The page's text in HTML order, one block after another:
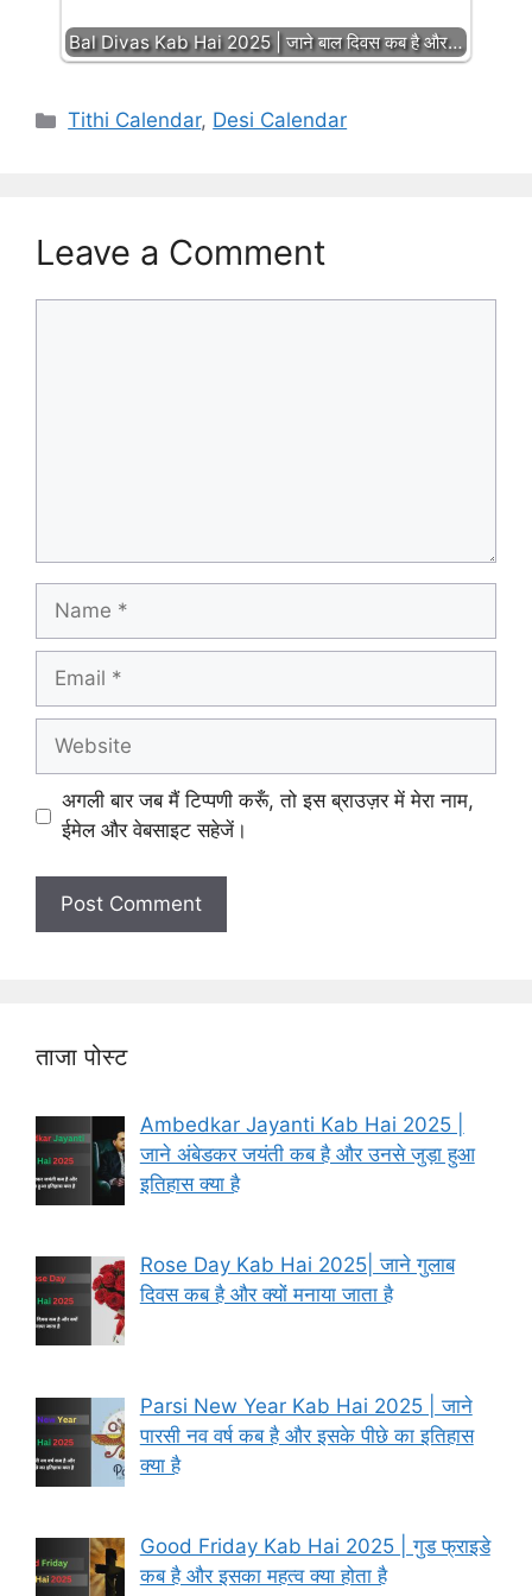
Bal Divas Kab Hai 2025 | जाने बाल दिवस कब है और…
Categories
Tithi Calendar, Desi Calendar
Leave a Comment
Name
Email
Website
अगली बार जब मैं टिप्पणी करूँ, तो इस ब्राउज़र में मेरा नाम,
ईमेल और वेबसाइट सहेजें।
ताजा पोस्ट
Ambedkar Jayanti Kab Hai 2025 |
जाने अंबेडकर जयंती कब है और उनसे जुड़ा हुआ
इतिहास क्या है
Rose Day Kab Hai 2025| जाने गुलाब
दिवस कब है और क्यों मनाया जाता है
Parsi New Year Kab Hai 2025 | जाने
पारसी नव वर्ष कब है और इसके पीछे का इतिहास
क्या है
Good Friday Kab Hai 2025 | गुड फ्राइडे
कब है और इसका महत्व क्या होता है